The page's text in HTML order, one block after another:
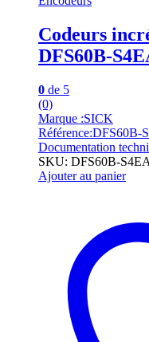
Codeurs
DFS60B-
0 de 5
(0)
Marque :SICK
Référence:DFS60B-
Documentation
SKU: DFS60B-
Ajouter au panier